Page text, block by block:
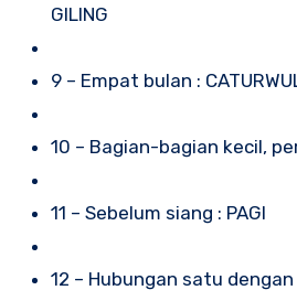
GILING
9 – Empat bulan :
10 – Bagian-bagian kecil,
11 – Sebelum siang : PAGI
12 – Hubungan satu dengan